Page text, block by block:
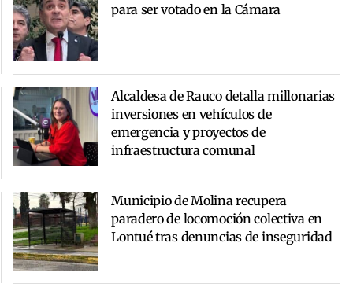
para ser votado en la Cámara
Alcaldesa de Rauco detalla millonarias
inversiones en vehículos de
emergencia y proyectos de
infraestructura comunal
Municipio de Molina recupera
paradero de locomoción colectiva en
Lontué tras denuncias de inseguridad